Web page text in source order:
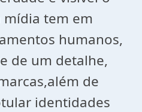
tem em
humanos,
de um detalhe,
de
identidades